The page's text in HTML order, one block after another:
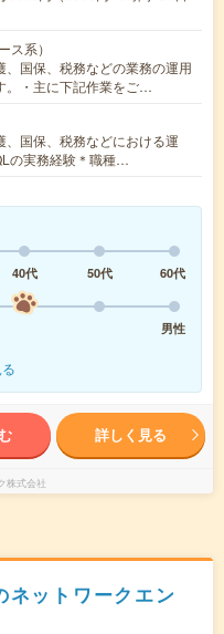
ス系）
、国保、税務などの業務の運用
。・主に下記作業をご…
、国保、税務などにおける運
の実務経験＊職種…
40代 50代
60代
男性
詳しく見る
株式会社
ネットワークエン